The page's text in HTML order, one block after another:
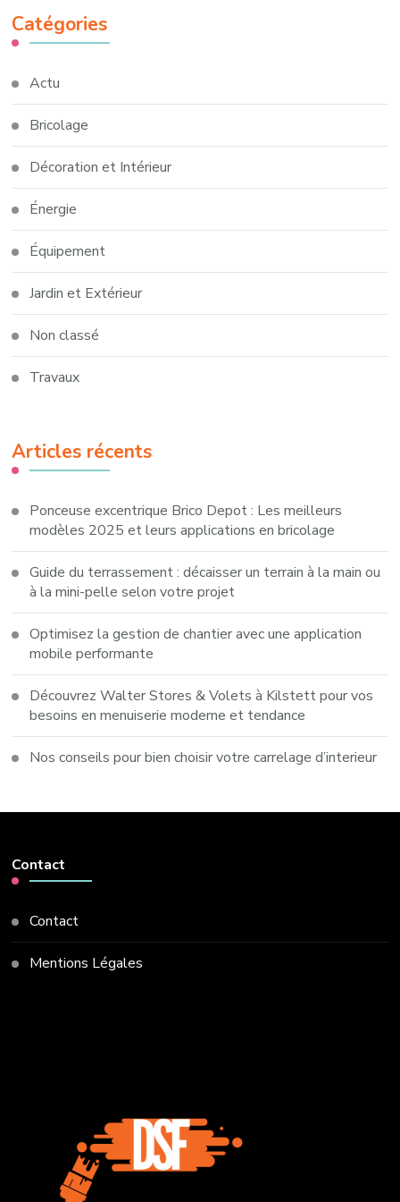
Catégories
Actu
Bricolage
Décoration et Intérieur
Énergie
Équipement
Jardin et Extérieur
Non classé
Travaux
Articles récents
Ponceuse excentrique Brico Depot : Les meilleurs
modèles 2025 et leurs applications en bricolage
Guide du terrassement : décaisser un terrain à la main ou
à la mini-pelle selon votre projet
Optimisez la gestion de chantier avec une application
mobile performante
Découvrez Walter Stores & Volets à Kilstett pour vos
besoins en menuiserie moderne et tendance
Nos conseils pour bien choisir votre carrelage d’interieur
Contact
Contact
Mentions Légales